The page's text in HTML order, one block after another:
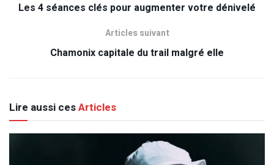
Les 4 séances clés pour augmenter votre dénivelé
Articles suivant
Chamonix capitale du trail malgré elle
Lire aussi cesArticles